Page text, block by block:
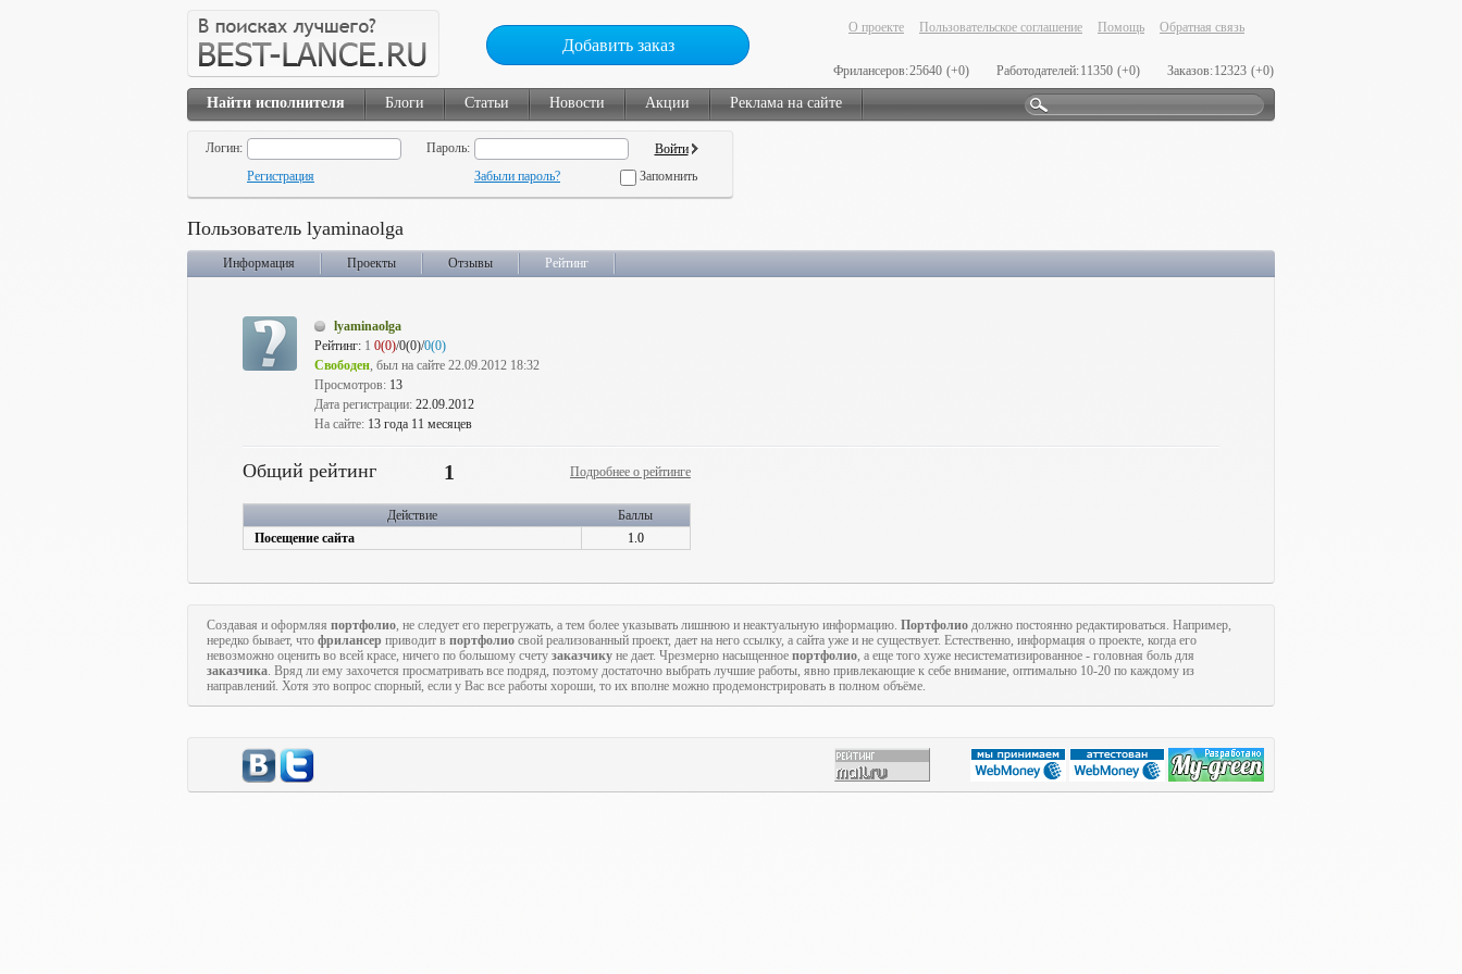
Добавить заказ
О проекте Пользовательское соглашение Помощь Обратная связь
Фрилансеров:25640 (+0) Работодателей:11350 (+0) Заказов:12323 (+0)
Найти исполнителя Блоги Статьи Новости Акции Реклама на сайте
Логин:
Пароль:
Регистрация
Забыли пароль? Запомнить
Пользователь lyaminaolga
Информация Проекты Отзывы Рейтинг
lyaminaolga
Рейтинг: 1 0(0)/0(0)/0(0)
Свободен, был на сайте 22.09.2012 18:32
Просмотров: 13
Дата регистрации: 22.09.2012
На сайте: 13 года 11 месяцев
Общий рейтинг 1 Подробнее о рейтинге
Действие
Баллы
Посещение сайта
1.0
Создавая и оформляя портфолио, не следует его перегружать, а тем более указывать лишнюю и неактуальную информацию. Портфолио должно постоянно редактироваться. Например,
нередко бывает, что фрилансер приводит в портфолио свой реализованный проект, дает на него ссылку, а сайта уже и не существует. Естественно, информация о проекте, когда его
невозможно оценить во всей красе, ничего по большому счету заказчику не дает. Чрезмерно насыщенное портфолио, а еще того хуже несистематизированное - головная боль для
заказчика. Вряд ли ему захочется просматривать все подряд, поэтому достаточно выбрать лучшие работы, явно привлекающие к себе внимание, оптимально 10-20 по каждому из
направлений. Хотя это вопрос спорный, если у Вас все работы хороши, то их вполне можно продемонстрировать в полном объёме.